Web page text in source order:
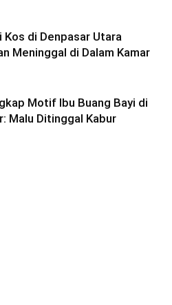
Kos di Denpasar Utara
Meninggal di Dalam Kamar
Motif Ibu Buang Bayi di
Malu Ditinggal Kabur